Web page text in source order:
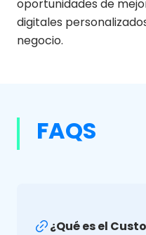
oportunidades de
digitales
negocio.
FAQS
¿Qué es el